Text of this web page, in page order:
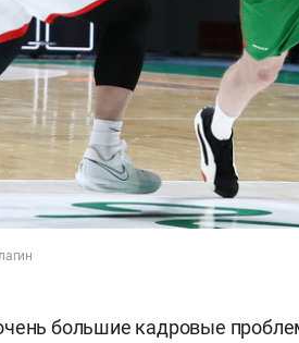
большие кадровые